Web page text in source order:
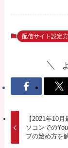
配信サイト設定
【2021年10
ソコンでの
ブの始め方を